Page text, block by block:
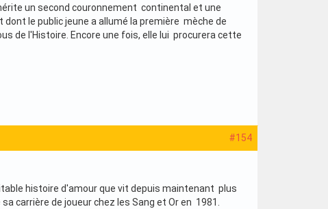
un second couronnement continental et une
le public jeune a allumé la première mèche de
de l'Histoire. Encore une fois, elle lui procurera cette
#154
histoire d'amour que vit depuis maintenant plus
carrière de joueur chez les Sang et Or en 1981.